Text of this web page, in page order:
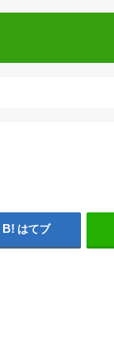
はてブ